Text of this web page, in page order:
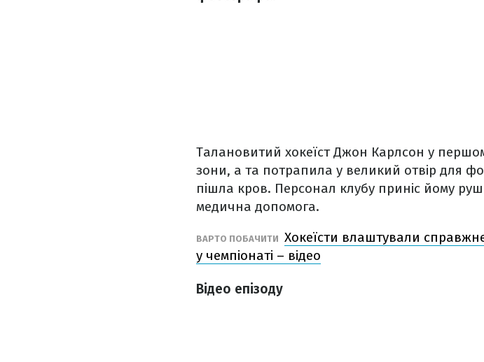
Талановитий хокеїст Джон Карлсон у
зони, а та потрапила у великий отвір для
пішла кров. Персонал клубу приніс йому
медична допомога.
ВАРТО ПОБАЧИТИ Хокеїсти влаштували
у чемпіонаті – відео
Відео епізоду